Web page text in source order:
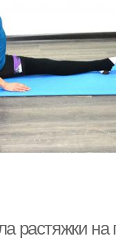
растяжки